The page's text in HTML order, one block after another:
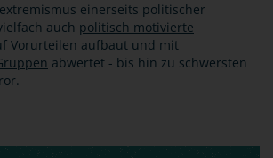
einerseits politischer
auch politisch motivierte
Vorurteilen aufbaut und mit
abwertet - bis hin zu schwersten